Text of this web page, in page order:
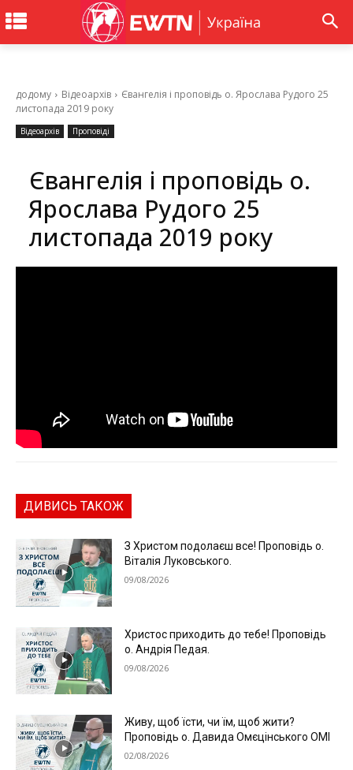
додому Відеоархів
Євангелія і проповідь о. Ярослава Рудого 25
листопада 2019 року
Відеоархів Проповіді
Євангелія і проповідь о.
Ярослава Рудого 25
листопада 2019 року
ДИВИСЬ ТАКОЖ
З Христом подолаєш все! Проповідь о.
Віталія Луковського.
09/08/2026
Христос приходить до тебе! Проповідь
о. Андрія Педая.
09/08/2026
Живу, щоб їсти, чи їм, щоб жити?
Проповідь о. Давида Омєцінського ОМІ
02/08/2026